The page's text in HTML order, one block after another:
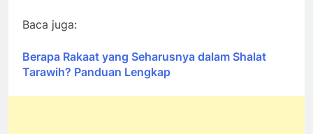
Baca juga:
Berapa Rakaat yang Seharusnya dalam Shalat
Tarawih? Panduan Lengkap